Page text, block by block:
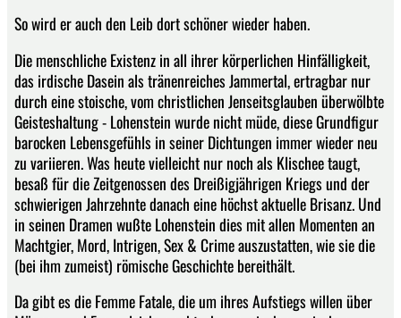
So wird er auch den Leib dort schöner wieder haben.
Die menschliche Existenz in all ihrer körperlichen Hinfälligkeit,
das irdische Dasein als tränenreiches Jammertal, ertragbar nur
durch eine stoische, vom christlichen Jenseitsglauben überwölbte
Geisteshaltung - Lohenstein wurde nicht müde, diese Grundfigur
barocken Lebensgefühls in seiner Dichtungen immer wieder neu
zu variieren. Was heute vielleicht nur noch als Klischee taugt,
besaß für die Zeitgenossen des Dreißigjährigen Kriegs und der
schwierigen Jahrzehnte danach eine höchst aktuelle Brisanz. Und
in seinen Dramen wußte Lohenstein dies mit allen Momenten an
Machtgier, Mord, Intrigen, Sex & Crime auszustatten, wie sie die
(bei ihm zumeist) römische Geschichte bereithält.
Da gibt es die Femme Fatale, die um ihres Aufstiegs willen über